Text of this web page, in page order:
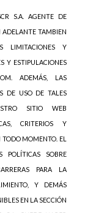
S.A. AGENTE DE
TAMBIEN
LIMITACIONES Y
Y ESTIPULACIONES
ADEMÁS, LAS
DE USO DE TALES
SITIO WEB
CRITERIOS Y
MOMENTO. EL
SOBRE
PARA LA
Y DEMÁS
EN LA SECCIÓN